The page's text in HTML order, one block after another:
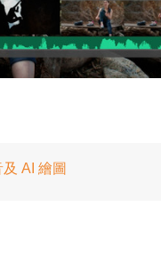
AI 繪圖